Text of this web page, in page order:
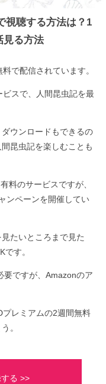
視聴する方法は？1
見る方法
で配信されています。
スで、人間昆虫記を最
ウンロードもできるの
昆虫記を楽しむことも
料のサービスですが、
ンペーンを開催してい
たいところまで見た
す。
要ですが、Amazonのア
レミアムの2週間無料
。
る >>